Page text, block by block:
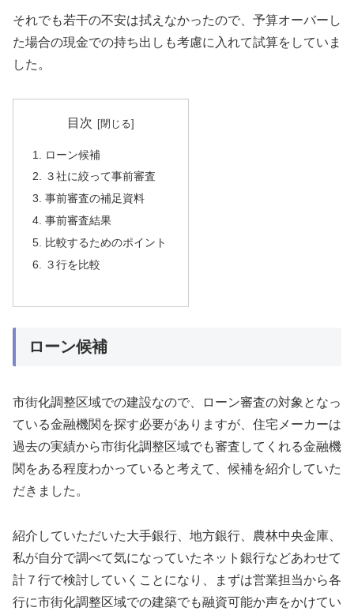
それでも若干の不安は拭えなかったので、予算オーバーし
た場合の現金での持ち出しも考慮に入れて試算をしていま
した。
目次
ローン候補
３社に絞って事前審査
事前審査の補足資料
事前審査結果
比較するためのポイント
３行を比較
ローン候補
市街化調整区域での建設なので、ローン審査の対象となっ
ている金融機関を探す必要がありますが、住宅メーカーは
過去の実績から市街化調整区域でも審査してくれる金融機
関をある程度わかっていると考えて、候補を紹介していた
だきました。
紹介していただいた大手銀行、地方銀行、農林中央金庫、
私が自分で調べて気になっていたネット銀行などあわせて
計７行で検討していくことになり、まずは営業担当から各
行に市街化調整区域での建築でも融資可能か声をかけてい